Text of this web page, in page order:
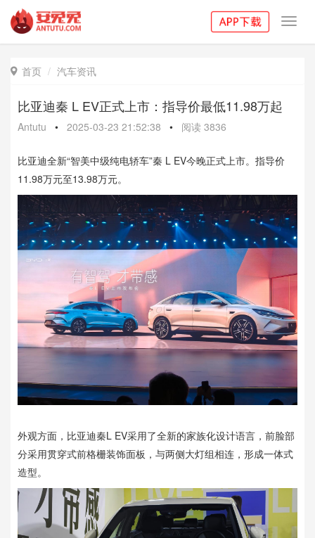
 首页 汽车资讯
比亚迪秦 L EV正式上市：指导价最低11.98万起
Antutu • 2025-03-23 21:52:38 • 阅读 3836
比亚迪全新“智美中级纯电轿车”秦 L EV今晚正式上市。指导价
11.98万元至13.98万元。
外观方面，比亚迪秦L EV采用了全新的家族化设计语言，前脸部
分采用贯穿式前格栅装饰面板，与两侧大灯组相连，形成一体式
造型。